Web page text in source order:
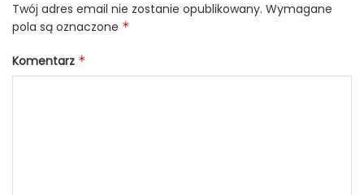
Twój adres email nie zostanie opublikowany. Wymagane
pola są oznaczone *
Komentarz *